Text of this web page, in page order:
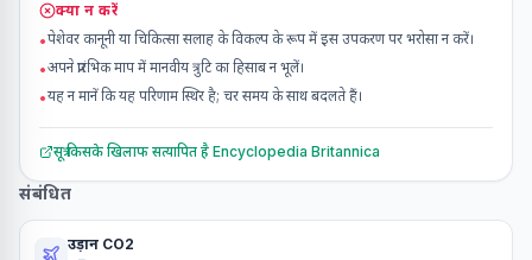
क्या न करें
•पेशेवर कानूनी या चिकित्सा सलाह के विकल्प के रूप में इस उपकरण पर भरोसा न करें।
•अपने प्रारंभिक माप में मानवीय त्रुटि का हिसाब न भूलें।
•यह न मानें कि यह परिणाम स्थिर है; चर समय के साथ बदलते हैं।
सूत्र किसके खिलाफ सत्यापित है Encyclopedia Britannica
संबंधित
उड़ान CO2